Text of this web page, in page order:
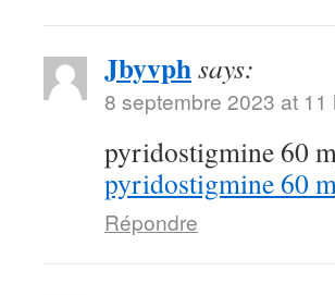
Jbyvphsays:
8 septembre 2023 at 11
pyridostigmine 60
pyridostigmine 60
Répondre